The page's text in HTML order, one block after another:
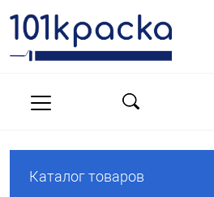
Каталог товаров